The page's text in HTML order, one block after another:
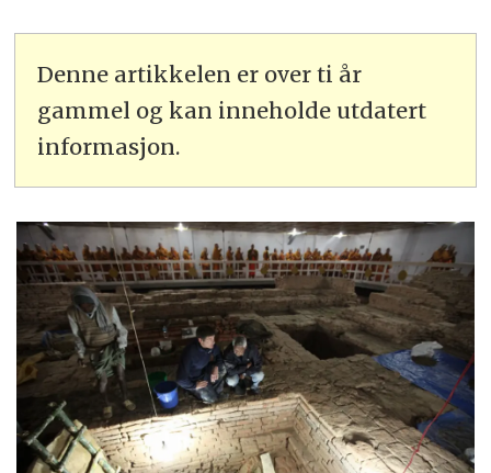
Denne artikkelen er over ti år
gammel og kan inneholde utdatert
informasjon.